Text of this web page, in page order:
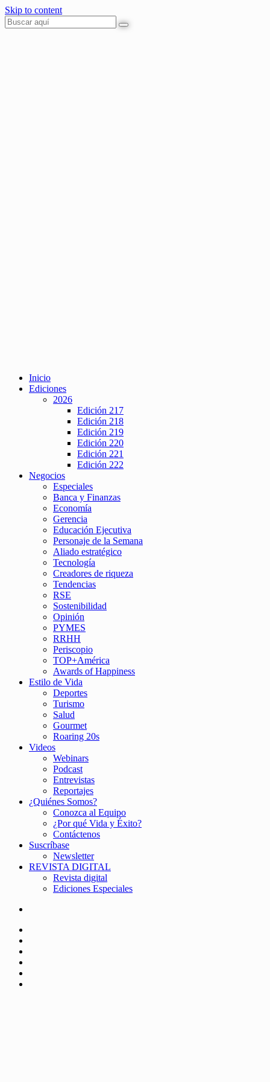
Skip to content
Inicio
Ediciones
2026
Edición 217
Edición 218
Edición 219
Edición 220
Edición 221
Edición 222
Negocios
Especiales
Banca y Finanzas
Economía
Gerencia
Educación Ejecutiva
Personaje de la Semana
Aliado estratégico
Tecnología
Creadores de riqueza
Tendencias
RSE
Sostenibilidad
Opinión
PYMES
RRHH
Periscopio
TOP+América
Awards of Happiness
Estilo de Vida
Deportes
Turismo
Salud
Gourmet
Roaring 20s
Videos
Webinars
Podcast
Entrevistas
Reportajes
¿Quiénes Somos?
Conozca al Equipo
¿Por qué Vida y Éxito?
Contáctenos
Suscríbase
Newsletter
REVISTA DIGITAL
Revista digital
Ediciones Especiales